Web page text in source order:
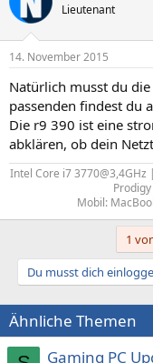
Lieutenant
14. November 2015
Natürlich musst du
passenden findest du
Die r9 390 ist eine
abklären, ob dein
Intel Core i7
Mobil:
1
Du musst dich
Ähnliche Themen
Gaming PC